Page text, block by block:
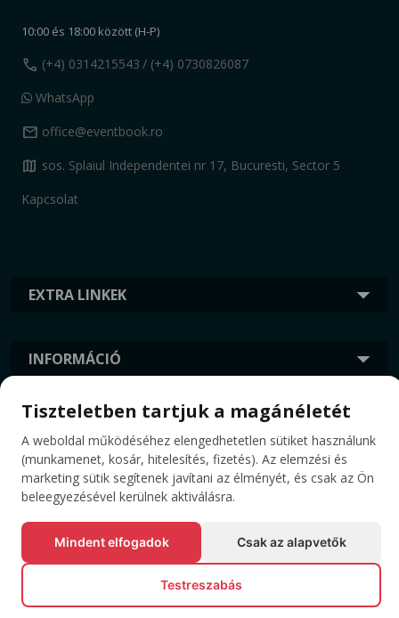
EXTRA LINKEK
INFORMÁCIÓ
10:00 és 18:00 között (H-P)
call (+4) 0314215543 / (+4) 0730826087
WhatsApp
mail office@eventbook.ro
map sos. Splaiul Independentei nr 17, Bucuresti, Sector 5
Kapcsolat
CÍMKÉK
© Minden jog fenntartva EVENTBOOK SRL.
Tiszteletben tartjuk a magánéletét
A weboldal működéséhez elengedhetetlen sütiket használunk
(munkamenet, kosár, hitelesítés, fizetés). Az elemzési és
marketing sütik segítenek javítani az élményét, és csak az Ön
beleegyezésével kerülnek aktiválásra.
Mindent elfogadok Csak az alapvetők
Testreszabás